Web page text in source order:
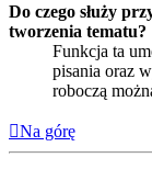
Do czego służy
tworzenia tematu?
Funkcja ta
pisania oraz
roboczą
Na górę